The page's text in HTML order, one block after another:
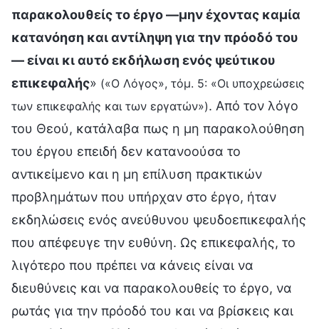
παρακολουθείς το έργο —μην έχοντας καμία
κατανόηση και αντίληψη για την πρόοδό του
— είναι κι αυτό εκδήλωση ενός ψεύτικου
επικεφαλής» («Ο Λόγος», τόμ. 5: «Οι υποχρεώσεις
των επικεφαλής και των εργατών»). Από τον λόγο
του Θεού, κατάλαβα πως η μη παρακολούθηση
του έργου επειδή δεν κατανοούσα το
αντικείμενο και η μη επίλυση πρακτικών
προβλημάτων που υπήρχαν στο έργο, ήταν
εκδηλώσεις ενός ανεύθυνου ψευδοεπικεφαλής
που απέφευγε την ευθύνη. Ως επικεφαλής, το
λιγότερο που πρέπει να κάνεις είναι να
διευθύνεις και να παρακολουθείς το έργο, να
ρωτάς για την πρόοδό του και να βρίσκεις και